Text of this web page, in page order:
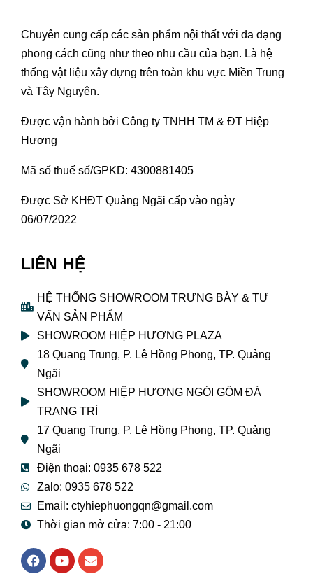
Chuyên cung cấp các sản phẩm nội thất với đa dạng
phong cách cũng như theo nhu cầu của bạn. Là hệ
thống vật liệu xây dựng trên toàn khu vực Miền Trung
và Tây Nguyên.
Được vận hành bởi Công ty TNHH TM & ĐT Hiệp
Hương
Mã số thuế số/GPKD: 4300881405
Được Sở KHĐT Quảng Ngãi cấp vào ngày
06/07/2022
LIÊN HỆ
HỆ THỐNG SHOWROOM TRƯNG BÀY & TƯ
VẤN SẢN PHẨM
SHOWROOM HIỆP HƯƠNG PLAZA
18 Quang Trung, P. Lê Hồng Phong, TP. Quảng
Ngãi
SHOWROOM HIỆP HƯƠNG NGÓI GỐM ĐÁ
TRANG TRÍ
17 Quang Trung, P. Lê Hồng Phong, TP. Quảng
Ngãi
Điện thoại: 0935 678 522
Zalo: 0935 678 522
Email: ctyhiephuongqn@gmail.com
Thời gian mở cửa: 7:00 - 21:00
F
a
Y
o
E
n